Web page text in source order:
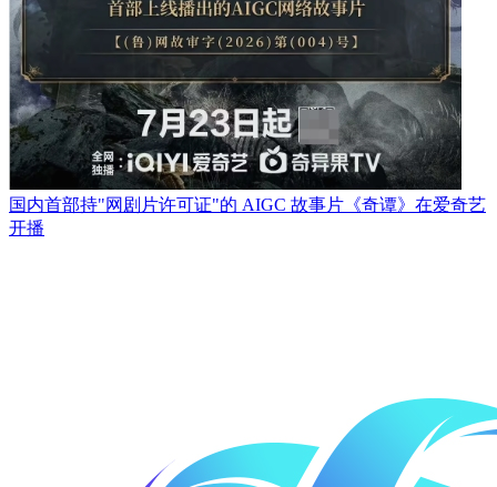
国内首部持"网剧片许可证"的 AIGC 故事片《奇谭》在爱奇艺
开播